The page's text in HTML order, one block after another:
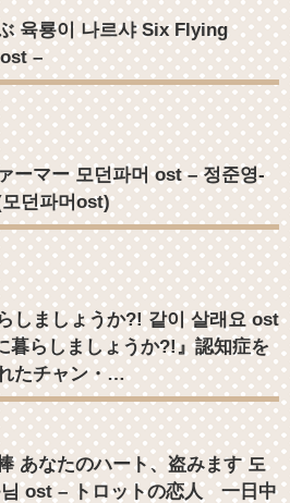
RSS
然の熱愛宣言…「キム秘書がなぜそうか」出演
RSS
육룡이 나르샤 Six Flying
–
ーマー 모던파머 ost – 정준영-
던파머ost)
しましょうか?! 같이 살래요 ost
暮らしましょうか?!』認知症を
たチャン・…
あなたのハート、盗みます 도
ost – トロットの恋人 一日中